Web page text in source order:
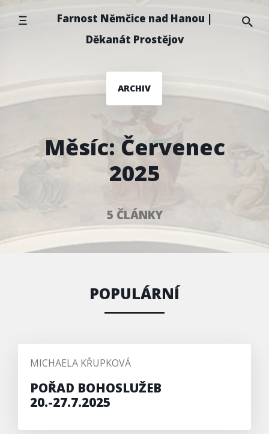
Farnost Němčice nad Hanou |
Děkanát Prostějov
ARCHIV
Měsíc: Červenec
2025
5 ČLÁNKY
POPULÁRNÍ
PŘIDAL/A
MICHAELA KŘUPKOVÁ
POŘAD BOHOSLUŽEB
20.-27.7.2025